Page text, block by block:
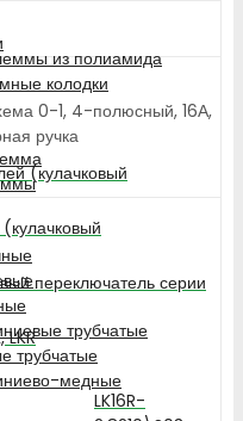
из полиамида
колодки
трубчатые
трубчатые
медные
0-1, 4-полюсный, 16А,
ручка
(кулачковый
переключатель серии
LK16R-